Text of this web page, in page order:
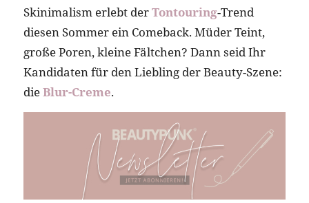
Skinimalism erlebt derTontouring-Trend
diesen Sommer ein Comeback. Müder Teint,
große Poren, kleine Fältchen? Dann seid Ihr
Kandidaten für den Liebling der Beauty-Szene:
dieBlur-Creme.